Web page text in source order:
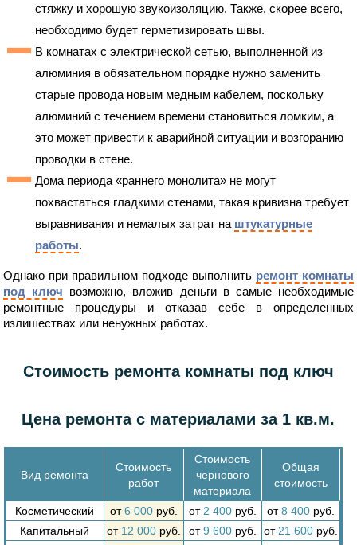
стяжку и хорошую звукоизоляцию. Также, скорее всего,
необходимо будет герметизировать швы.
В комнатах с электрической сетью, выполненной из
алюминия в обязательном порядке нужно заменить
старые провода новым медным кабелем, поскольку
алюминий с течением времени становиться ломким, а
это может привести к аварийной ситуации и возгоранию
проводки в стене.
Дома периода «раннего монолита» не могут
похвастаться гладкими стенами, такая кривизна требует
выравнивания и немалых затрат на штукатурные
работы.
Однако при правильном подходе выполнить ремонт комнаты
под ключ возможно, вложив деньги в самые необходимые
ремонтные процедуры и отказав себе в определенных
излишествах или ненужных работах.
Стоимость ремонта комнаты под ключ
Цена ремонта с материалами за 1 кв.м.
Вид ремонта
Стоимость
работ
Стоимость
чернового
материала
Общая
стоимость
Косметический от6 000руб. от 2 400руб. от8 400руб.
Капитальный
от 12 000руб. от9 600руб. от 21 600руб.